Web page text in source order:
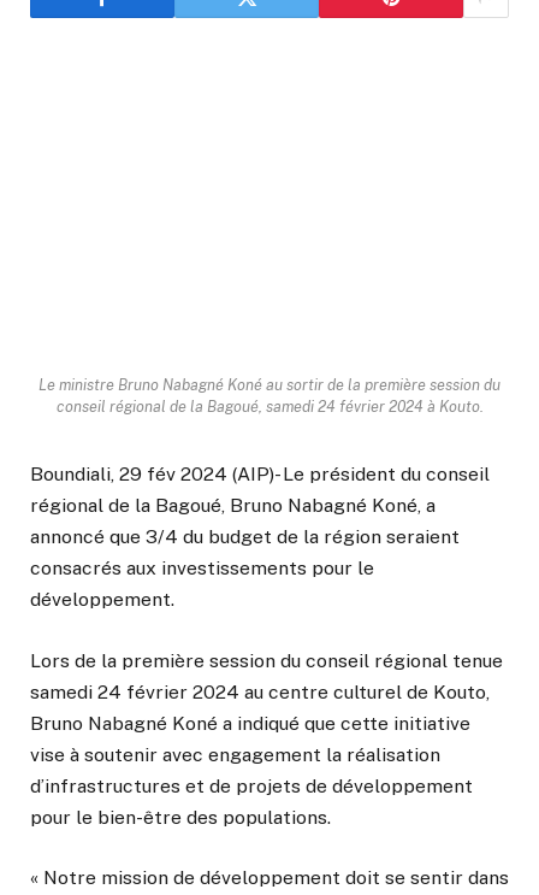
Le ministre Bruno Nabagné Koné au sortir de la première session du
conseil régional de la Bagoué, samedi 24 février 2024 à Kouto.
Boundiali, 29 fév 2024 (AIP)- Le président du conseil
régional de la Bagoué, Bruno Nabagné Koné, a
annoncé que 3/4 du budget de la région seraient
consacrés aux investissements pour le
développement.
Lors de la première session du conseil régional tenue
samedi 24 février 2024 au centre culturel de Kouto,
Bruno Nabagné Koné a indiqué que cette initiative
vise à soutenir avec engagement la réalisation
d’infrastructures et de projets de développement
pour le bien-être des populations.
« Notre mission de développement doit se sentir dans